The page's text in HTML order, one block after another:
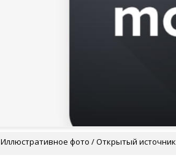
Иллюстративное фото / Открытый источник